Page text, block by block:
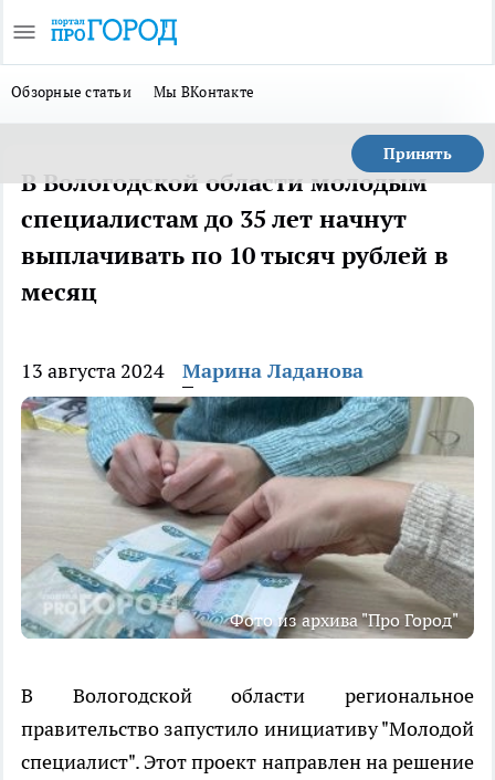
Обзорные статьи Мы ВКонтакте
Принять
В Вологодской области молодым
специалистам до 35 лет начнут
выплачивать по 10 тысяч рублей в
месяц
13 августа 2024 Марина Ладанова
Фото из архива "Про Город"
В Вологодской области региональное
правительство запустило инициативу "Молодой
специалист". Этот проект направлен на решение